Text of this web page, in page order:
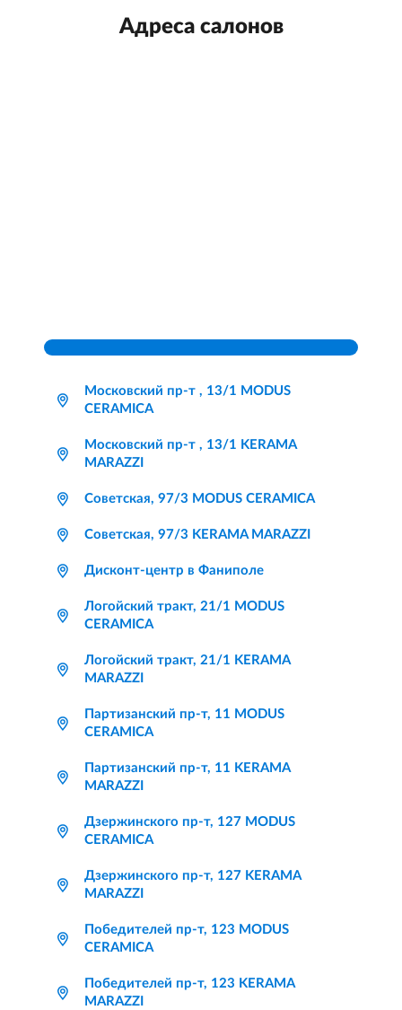
Адреса салонов
Московский пр-т , 13/1 MODUS
CERAMICA
Московский пр-т , 13/1 KERAMA
MARAZZI
Советская, 97/3 MODUS CERAMICA
Советская, 97/3 KERAMA MARAZZI
Дисконт-центр в Фаниполе
Логойский тракт, 21/1 MODUS
CERAMICA
Логойский тракт, 21/1 KERAMA
MARAZZI
Партизанский пр-т, 11 MODUS
CERAMICA
Партизанский пр-т, 11 KERAMA
MARAZZI
Дзержинского пр-т, 127 MODUS
CERAMICA
Дзержинского пр-т, 127 KERAMA
MARAZZI
Победителей пр-т, 123 MODUS
CERAMICA
Победителей пр-т, 123 KERAMA
MARAZZI